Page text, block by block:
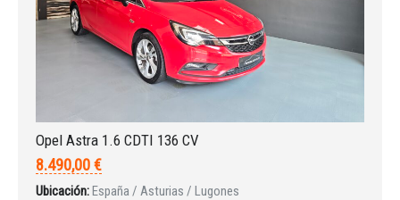
¿Ha olvidado la contraseña?
Opel Astra 1.6 CDTI 136 CV
8.490,00 €
Ubicación:España / Asturias / Lugones